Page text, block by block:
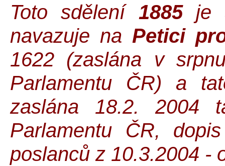
Toto sdělení 1885je
navazuje na Petici
1622 (zaslána v
Parlamentu ČR) a
zaslána 18.2. 2004
Parlamentu ČR,
poslanců z 10.3.2004 -